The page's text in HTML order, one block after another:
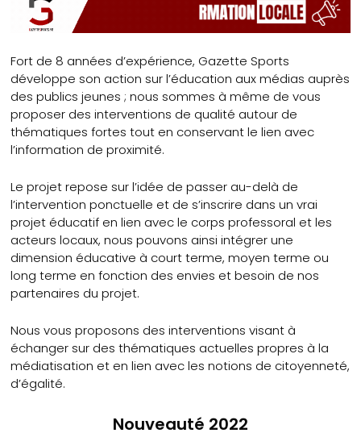
Fort de 8 années d’expérience, Gazette Sports
développe son action sur l’éducation aux médias auprès
des publics jeunes ; nous sommes à même de vous
proposer des interventions de qualité autour de
thématiques fortes tout en conservant le lien avec
l’information de proximité.
Le projet repose sur l’idée de passer au-delà de
l’intervention ponctuelle et de s’inscrire dans un vrai
projet éducatif en lien avec le corps professoral et les
acteurs locaux, nous pouvons ainsi intégrer une
dimension éducative à court terme, moyen terme ou
long terme en fonction des envies et besoin de nos
partenaires du projet.
Nous vous proposons des interventions visant à
échanger sur des thématiques actuelles propres à la
médiatisation et en lien avec les notions de citoyenneté,
d’égalité.
Nouveauté 2022